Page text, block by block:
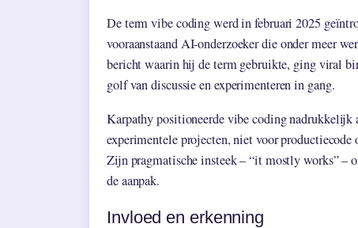
De term vibe coding werd in februari 2025
vooraanstaand AI-onderzoeker die onder meer
bericht waarin hij de term gebruikte, ging viral
golf van discussie en experimenteren in gang.
Karpathy positioneerde vibe coding nadrukkelijk
experimentele projecten, niet voor
Zijn pragmatische insteek – “it mostly works” –
de aanpak.
Invloed en erkenning